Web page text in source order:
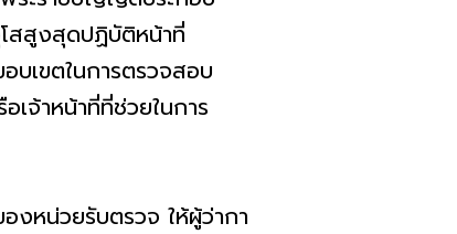
สสูงสุดปฏิบัติหน้าที่
บเขตในการตรวจสอบ
เจ้าหน้าที่ที่ช่วยในการ
งหน่วยรับตรวจ ให้ผู้ว่ากา